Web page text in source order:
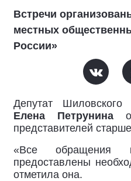
Встречи
местных
России»
Депутат Шиловского
Елена Петрунина
представителей
«Все обращения
предоставлены
отметила она.